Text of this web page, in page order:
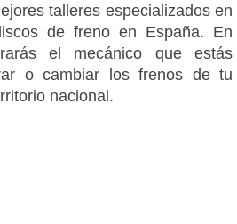
talleres especializados en
de freno en España. En
el mecánico que estás
o cambiar los frenos de tu
nacional.